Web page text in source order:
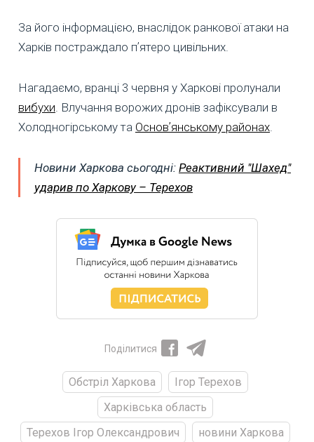
За його інформацією, внаслідок ранкової атаки на
Харків постраждало пʼятеро цивільних.
Нагадаємо, вранці 3 червня у Харкові пролунали
вибухи. Влучання ворожих дронів зафіксували в
Холодногірському та Основʼянському районах.
Новини Харкова сьогодні: Реактивний "Шахед"
ударив по Харкову – Терехов
Поділитися
Обстріл Харкова
Ігор Терехов
Харківська область
Терехов Ігор Олександрович
новини Харкова